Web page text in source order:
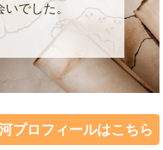
でした。
プロフィールはこちら